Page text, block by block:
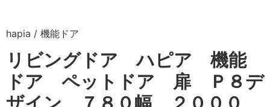
hapia / 機能ドア
リビングドア ハピア 機能
ドア ペットドア 扉 Ｐ８デ